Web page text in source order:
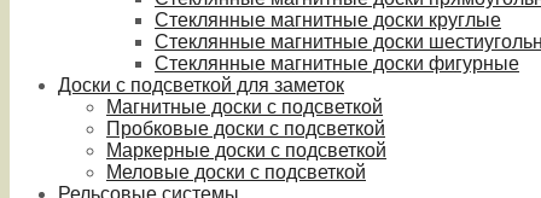
Стеклянные магнитные доски круглые
Стеклянные магнитные доски
Стеклянные магнитные доски фигурные
Доски с подсветкой для заметок
Магнитные доски с подсветкой
Пробковые доски с подсветкой
Маркерные доски с подсветкой
Меловые доски с подсветкой
Рельсовые системы